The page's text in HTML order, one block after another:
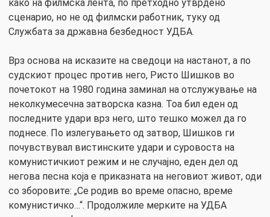
како на филмска лента, по претходно утврдено
сценарио, но не од филмски работник, туку од
Службата за државна безбедност УДБА.
Врз основа на исказите на сведоци на настанот, а по
судскиот процес против него, Ристо Шишков во
почетокот на 1980 година заминал на отслужување на
неколкумесечна затворска казна. Тоа бил еден од
последните удари врз него, што тешко можел да го
поднесе. По излегувањето од затвор, Шишков ги
почувствувал вистинските удари и суровоста на
комунистичкиот режим и не случајно, еден дел од
негова песна која е приказната на неговиот живот, оди
со зборовите: „Се родив во време опасно, време
комунистичко…“. Продолжиле мерките на УДБА